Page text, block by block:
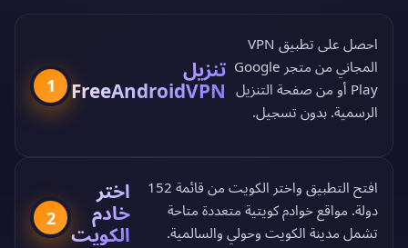
1
تنزيل
FreeAndroidVPN
احصل على تطبيق VPN
المجاني من
متجر Google
Play أو من صفحة التنزيل
الرسمية. بدون تسجيل.
2
اختر
خادم
الكويت
افتح التطبيق واختر الكويت من
قائمة 152
دولة. مواقع خوادم كويتية متعددة متاحة
تشمل مدينة الكويت وحولي والسالمية.